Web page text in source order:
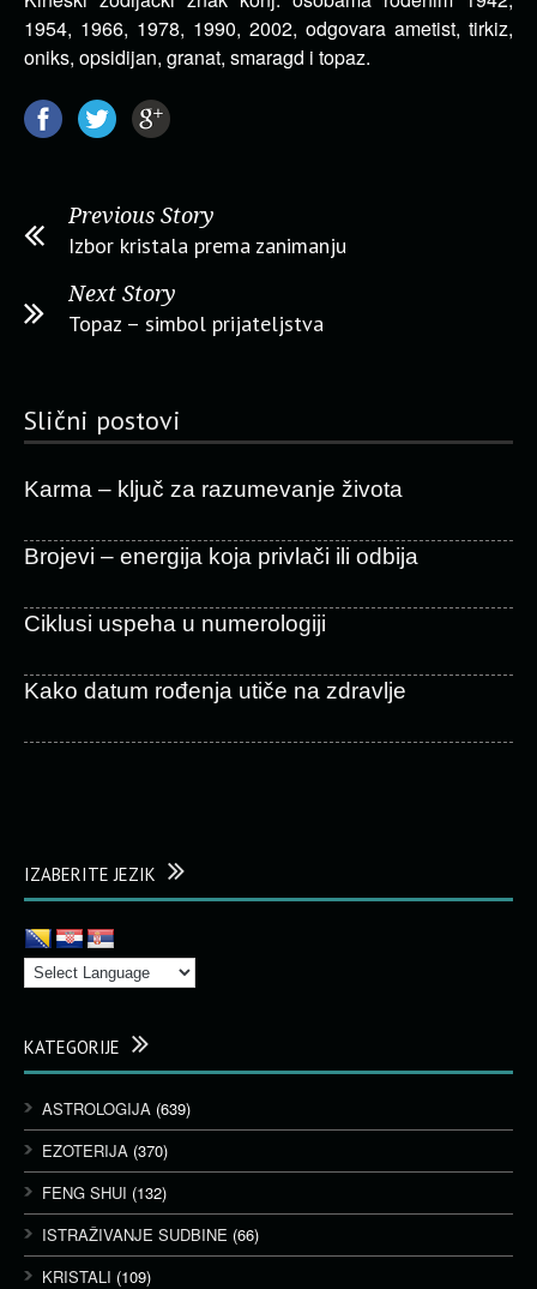
1954, 1966, 1978, 1990, 2002, odgovara ametist, tirkiz,
oniks, opsidijan, granat, smaragd i topaz.
Previous Story
Izbor kristala prema zanimanju
Next Story
Topaz – simbol prijateljstva
Slični postovi
Karma – ključ za razumevanje života
Brojevi – energija koja privlači ili odbija
Ciklusi uspeha u numerologiji
Kako datum rođenja utiče na zdravlje
IZABERITE JEZIK
KATEGORIJE
ASTROLOGIJA (639)
EZOTERIJA (370)
FENG SHUI (132)
ISTRAŽIVANJE SUDBINE (66)
KRISTALI (109)